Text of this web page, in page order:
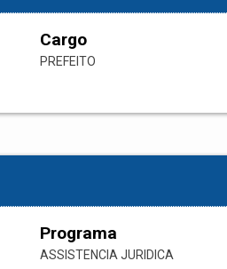
Cargo
PREFEITO
Programa
ASSISTENCIA JURIDICA